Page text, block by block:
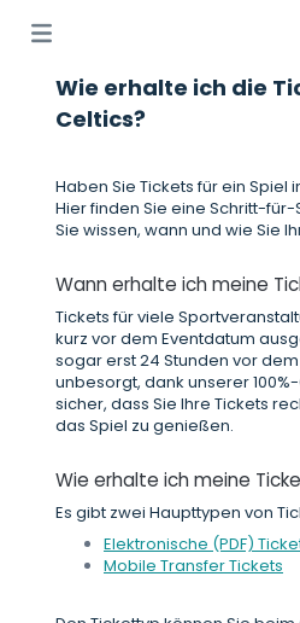
Wie erhalte ich die
Celtics?
Haben Sie Tickets für ein Spiel
Hier finden Sie eine Schritt-
Sie wissen, wann und wie Sie
Wann erhalte ich meine
Tickets für viele
kurz vor dem Eventdatum
sogar erst 24 Stunden vor dem
unbesorgt, dank unserer
sicher, dass Sie Ihre Tickets
das Spiel zu genießen.
Wie erhalte ich meine
Es gibt zwei Haupttypen von
Elektronische (PDF)
Mobile Transfer Tickets